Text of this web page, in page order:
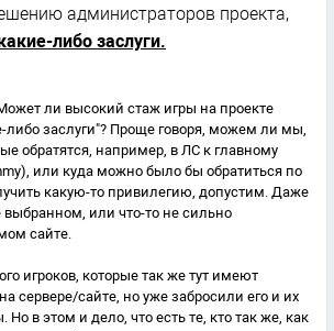
администраторов проекта,
либо заслуги.
ли высокий стаж игры на проекте
либо заслуги"? Проще говоря, можем ли мы,
обратятся, например, в ЛС к главному
или куда можно было бы обратиться по
какую-то привилегию, допустим. Даже
выбранном, или что-то не сильно
сайте.
игроков, которые так же тут имеют
сервере/сайте, но уже забросили его и их
Но в этом и дело, что есть те, кто так же, как